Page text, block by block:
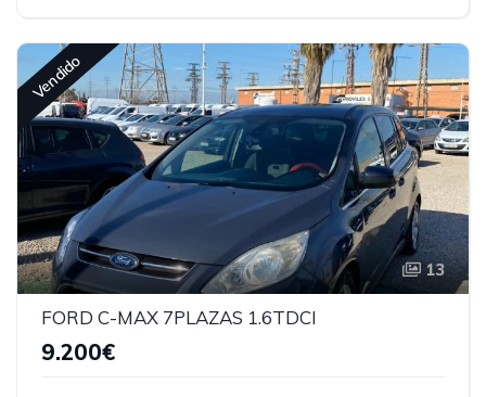
Vendido
13
FORD C-MAX 7PLAZAS 1.6TDCI
9.200€